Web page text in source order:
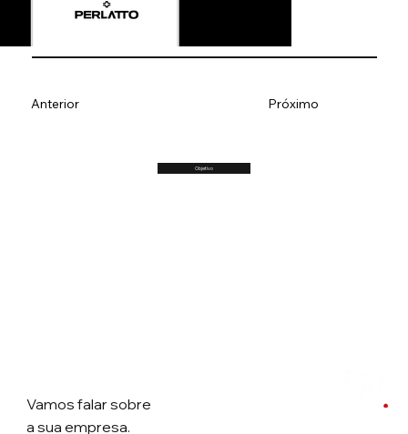
Objetivo
Anterior Próximo
Vamos falarsobre
a sua empresa.